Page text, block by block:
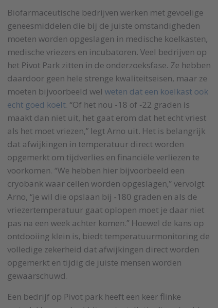
Biofarmaceutische bedrijven werken met gevoelige
geneesmiddelen die bij de juiste omstandigheden
moeten worden opgeslagen in medische koelkasten,
medische vriezers en incubatoren. Veel bedrijven op
het Pivot Park zitten in de onderzoeksfase. Ze hebben
daardoor geen hele strenge kwaliteitseisen, maar ze
moeten bijvoorbeeld wel weten dat een koelkast ook
echt goed koelt. “Of het nou -18 of -22 graden is
maakt dan niet uit, het gaat erom dat het echt vriest
als het moet vriezen,” legt Arno uit. Het is belangrijk
dat afwijkingen in temperatuur direct worden
opgemerkt om tijdverlies en financiële verliezen te
voorkomen. “We hebben hier bijvoorbeeld een
cryobank waar cellen worden opgeslagen,” vervolgt
Arno, “je wil die opslaan bij -180 graden en als de
vriezertemperatuur gaat oplopen moet je daar niet
pas na een week achter komen.” Hoewel de kans op
ontdooiing klein is, biedt temperatuurmonitoring de
volledige zekerheid dat afwijkingen direct worden
opgemerkt en tijdig de juiste mensen worden
gewaarschuwd.
Een bedrijf op Pivot park heeft een keer flinke